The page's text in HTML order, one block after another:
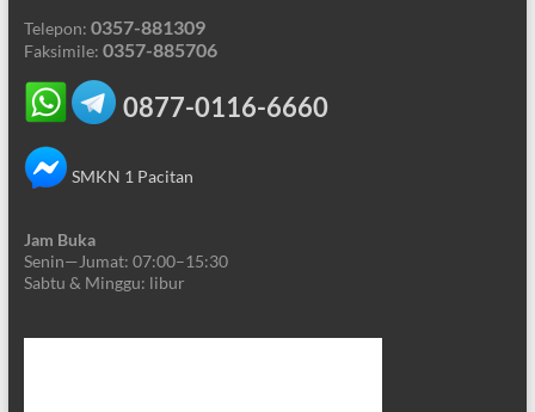
Telepon: 0357-881309
Faksimile: 0357-885706
0877-0116-6660
SMKN 1 Pacitan
Jam Buka
Senin—Jumat: 07:00–15:30
Sabtu & Minggu: libur